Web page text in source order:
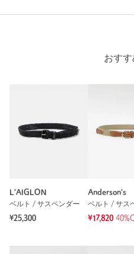
おす
L'AIGLON
ベルト / サスペンダー
¥25,300
Anderson's
ベルト / サス
¥17,820